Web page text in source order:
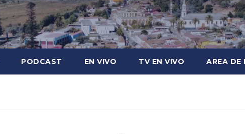
PODCAST EN VIVO TV EN VIVO AREA DE